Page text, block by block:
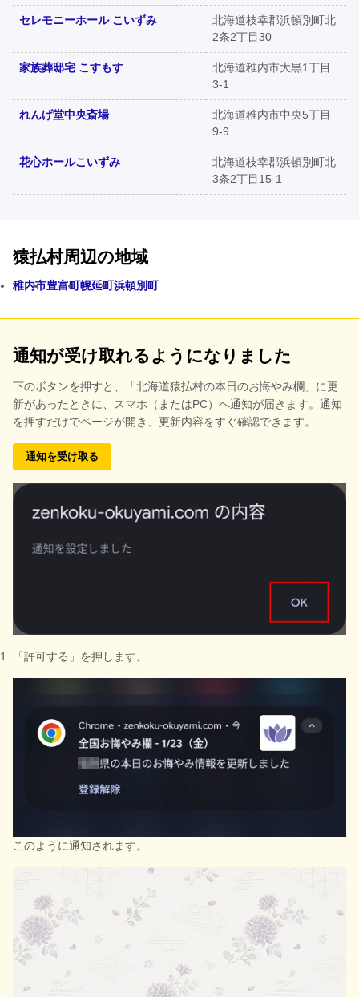
セレモニーホール こいずみ
北海道枝幸郡浜頓別町北
2条2丁目30
家族葬邸宅 こすもす
北海道稚内市大黒1丁目
3-1
れんげ堂中央斎場
北海道稚内市中央5丁目
9-9
花心ホールこいずみ
北海道枝幸郡浜頓別町北
3条2丁目15-1
猿払村周辺の地域
稚内市豊富町幌延町浜頓別町
通知が受け取れるようになりました
下のボタンを押すと、
「北海道猿払村の本日のお悔やみ欄」に更
新があったときに、スマホ（またはPC）へ通知が届きます。通知
を押すだけでページが開き、更新内容をすぐ確認できます。
通知を受け取る
「許可する」を押します。
このように通知されます。